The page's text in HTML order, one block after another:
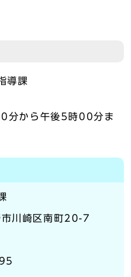
導課
分から午後5時00分ま
川崎区南町20-7